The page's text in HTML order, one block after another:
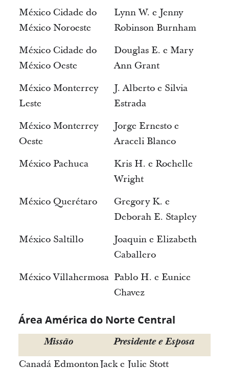
México Cidade do
México Noroeste
Lynn W. e Jenny
Robinson Burnham
México Cidade do
México Oeste
Douglas E. e Mary
Ann Grant
México Monterrey
Leste
J. Alberto e Silvia
Estrada
México Monterrey
Oeste
Jorge Ernesto e
Araceli Blanco
México Pachuca
Kris H. e Rochelle
Wright
México Querétaro
Gregory K. e
Deborah E. Stapley
México Saltillo
Joaquin e Elizabeth
Caballero
México Villahermosa Pablo H. e Eunice
Chavez
Área América do Norte Central
Missão
Presidente e Esposa
Canadá EdmontonJack e Julie Stott